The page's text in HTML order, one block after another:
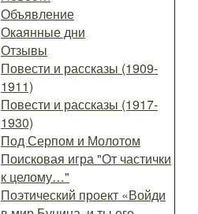
Объявление
Окаянные дни
Отзывы
Повести и рассказы (1909-
1911)
Повести и рассказы (1917-
1930)
Под Серпом и Молотом
Поисковая игра "От частички
к целому…"
Поэтический проект «Войди